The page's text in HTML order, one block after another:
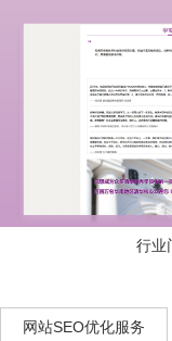
行业
网站SEO优化服务